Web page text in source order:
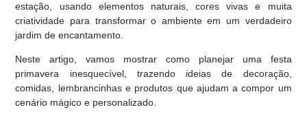
estação, usando elementos naturais, cores vivas e muita
criatividade para transformar o ambiente em um verdadeiro
jardim de encantamento.
Neste artigo, vamos mostrar como planejar uma festa
primavera inesquecível, trazendo ideias de decoração,
comidas, lembrancinhas e produtos que ajudam a compor um
cenário mágico e personalizado.